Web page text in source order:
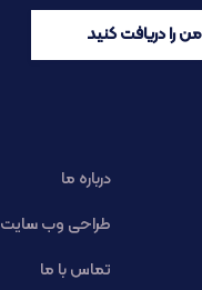
را دریافت کنید
درباره ما
طراحی وب سایت
تماس با ما